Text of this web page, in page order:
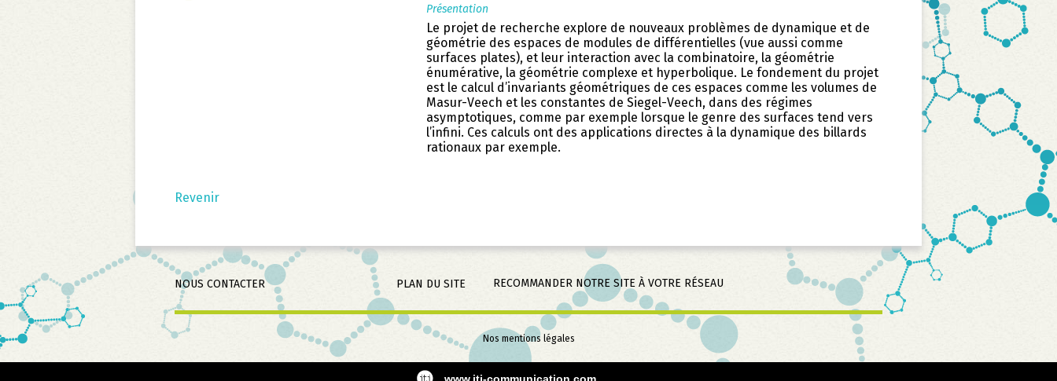
Présentation
Le projet de recherche explore de nouveaux problèmes de dynamique et de
géométrie des espaces de modules de différentielles (vue aussi comme
surfaces plates), et leur interaction avec la combinatoire, la géométrie
énumérative, la géométrie complexe et hyperbolique. Le fondement du projet
est le calcul d’invariants géométriques de ces espaces comme les volumes de
Masur-Veech et les constantes de Siegel-Veech, dans des régimes
asymptotiques, comme par exemple lorsque le genre des surfaces tend vers
l’infini. Ces calculs ont des applications directes à la dynamique des billards
rationaux par exemple.
Revenir
Aller
au
contenu
NOUS CONTACTER PLAN DU SITE RECOMMANDER NOTRE SITE À VOTRE RÉSEAU
Aller
au
Nos mentions légales